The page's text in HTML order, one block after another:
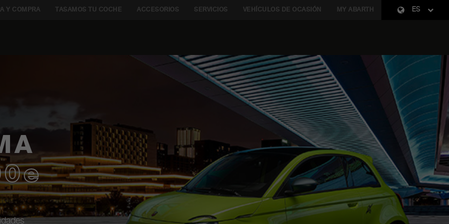
Y COMPRA TASAMOS TU COCHE ACCESORIOS SERVICIOS VEHÍCULOS DE OCASIÓN MY ABARTH ES
MÁS